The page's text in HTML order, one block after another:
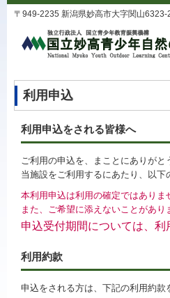
〒949-2235 新潟県妙高市大字関山
利用申込
利用申込をされる皆様へ
ご利用の申込を、まことにありがと
当施設をご利用するにあたり、以
本利用申込は利用の確定ではあり
また、ご希望に添えないことがあ
申込受付期間については、利
利用約款
申込をされる方は、下記の利用約